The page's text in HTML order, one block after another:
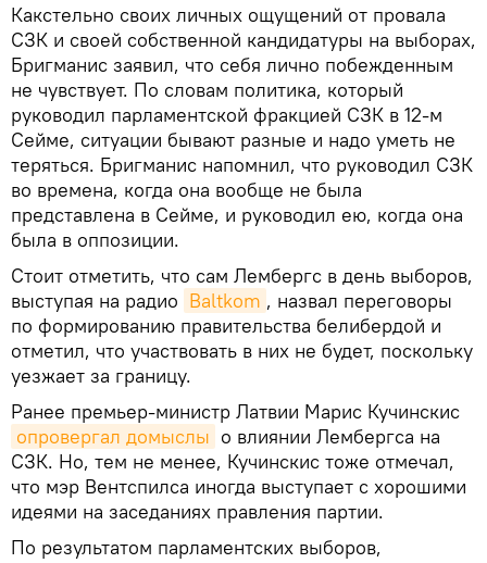
Какстельно своих личных ощущений от провала
СЗК и своей собственной кандидатуры на выборах,
Бригманис заявил, что себя лично побежденным
не чувствует. По словам политика, который
руководил парламентской фракцией СЗК в 12-м
Сейме, ситуации бывают разные и надо уметь не
теряться. Бригманис напомнил, что руководил СЗК
во времена, когда она вообще не была
представлена в Сейме, и руководил ею, когда она
была в оппозиции.
Стоит отметить, что сам Лембергс в день выборов,
выступая на радио Baltkom , назвал переговоры
по формированию правительства белибердой и
отметил, что участвовать в них не будет, поскольку
уезжает за границу.
Ранее премьер-министр Латвии Марис Кучинскис
опровергал домыслы о влиянии Лембергса на
СЗК. Но, тем не менее, Кучинскис тоже отмечал,
что мэр Вентспилса иногда выступает с хорошими
идеями на заседаниях правления партии.
По результатом парламентских выборов,